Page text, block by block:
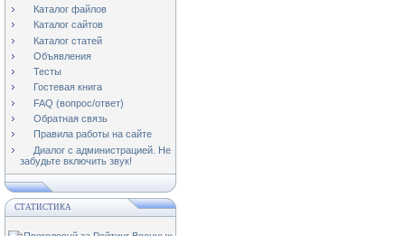
Каталог файлов
Каталог сайтов
Каталог статей
Объявления
Тесты
Гостевая книга
FAQ (вопрос/ответ)
Обратная связь
Правила работы на сайте
Диалог с администрацией. Не
забудьте включить звук!
СТАТИСТИКА